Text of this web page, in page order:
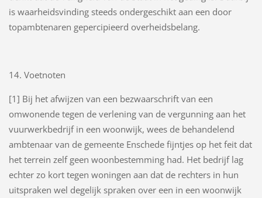
is waarheidsvinding steeds ondergeschikt aan een door
topambtenaren gepercipieerd overheidsbelang.
14. Voetnoten
[1] Bij het afwijzen van een bezwaarschrift van een
omwonende tegen de verlening van de vergunning aan het
vuurwerkbedrijf in een woonwijk, wees de behandelend
ambtenaar van de gemeente Enschede fijntjes op het feit dat
het terrein zelf geen woonbestemming had. Het bedrijf lag
echter zo kort tegen woningen aan dat de rechters in hun
uitspraken wel degelijk spraken over een in een woonwijk